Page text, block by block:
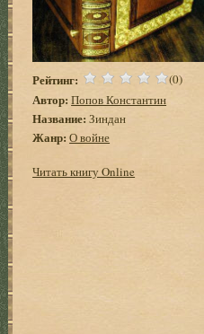
Рейтинг: (0)
Автор: Попов Константин
Название: Зиндан
Жанр: О войне
Читать книгу Online